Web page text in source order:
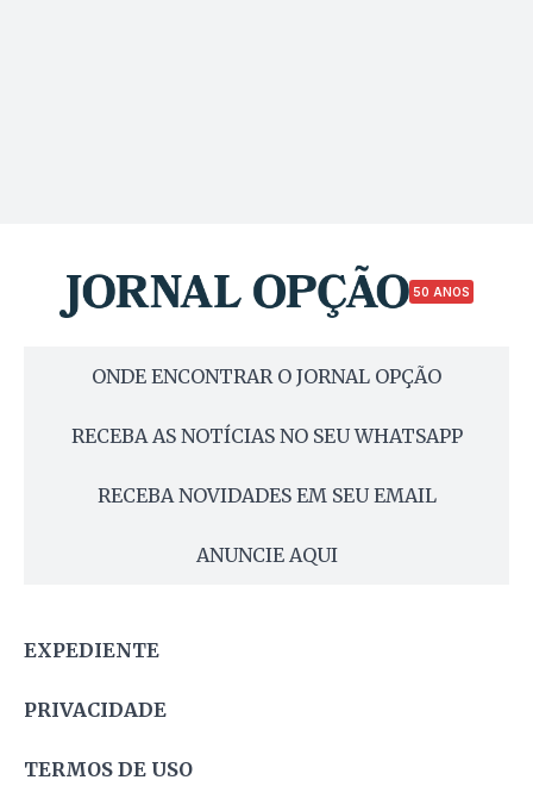
50 ANOS
ONDE ENCONTRAR O JORNAL OPÇÃO
RECEBA AS NOTÍCIAS NO SEU WHATSAPP
RECEBA NOVIDADES EM SEU EMAIL
ANUNCIE AQUI
EXPEDIENTE
PRIVACIDADE
TERMOS DE USO